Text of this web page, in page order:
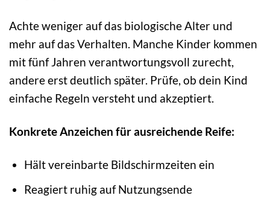
Achte weniger auf das biologische Alter und
mehr auf das Verhalten. Manche Kinder kommen
mit fünf Jahren verantwortungsvoll zurecht,
andere erst deutlich später. Prüfe, ob dein Kind
einfache Regeln versteht und akzeptiert.
Konkrete Anzeichen für ausreichende Reife:
Hält vereinbarte Bildschirmzeiten ein
Reagiert ruhig auf Nutzungsende